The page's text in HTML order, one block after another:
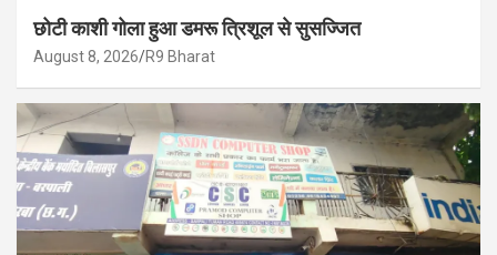
छोटी काशी गोला हुआ डमरू त्रिशूल से सुसज्जित
August 8, 2026 R9 Bharat